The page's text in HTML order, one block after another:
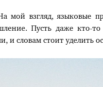
мой взгляд, языковые
Пусть даже кто-
и словам стоит уделить